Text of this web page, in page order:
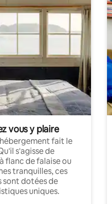
vous y plaire
fait le
s'agisse de
flanc de falaise ou
tranquilles, ces
sont dotées de
uniques.